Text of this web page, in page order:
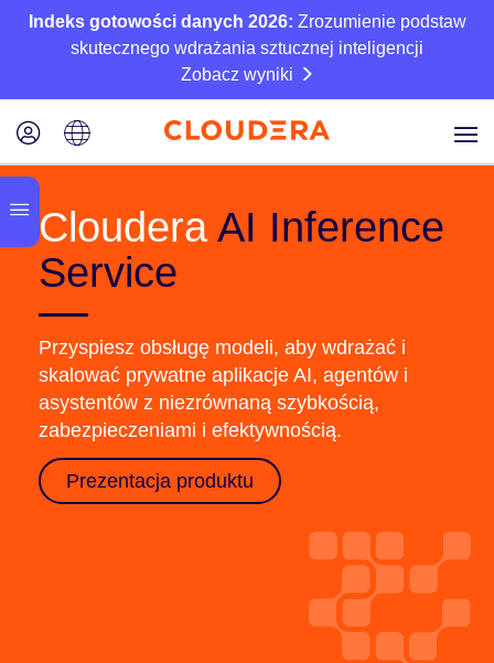
Indeks gotowości danych 2026: Zrozumienie podstaw
skutecznego wdrażania sztucznej inteligencji
Zobacz wyniki
ClouderaAI Inference
Service
Przyspiesz obsługę modeli, aby wdrażać i
skalować prywatne aplikacje AI, agentów i
asystentów z niezrównaną szybkością,
zabezpieczeniami i efektywnością.
Prezentacja produktu